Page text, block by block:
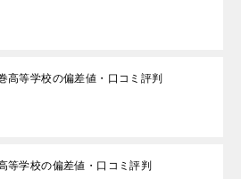
高等学校の偏差値・口コミ評判
等学校の偏差値・口コミ評判